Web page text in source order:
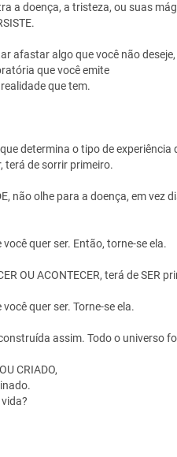
a doença, a tristeza, ou suas
afastar algo que você não
que você emite
que tem.
determina o tipo de experiência
terá de sorrir primeiro.
não olhe para a doença, em vez
quer ser. Então, torne-se ela.
OU ACONTECER, terá de SER
quer ser. Torne-se ela.
assim. Todo o universo
CRIADO,